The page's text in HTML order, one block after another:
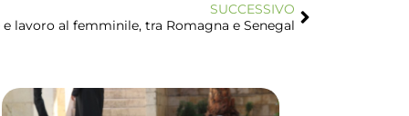
SUCCESSIVO
e lavoro al femminile, tra Romagna e Senegal